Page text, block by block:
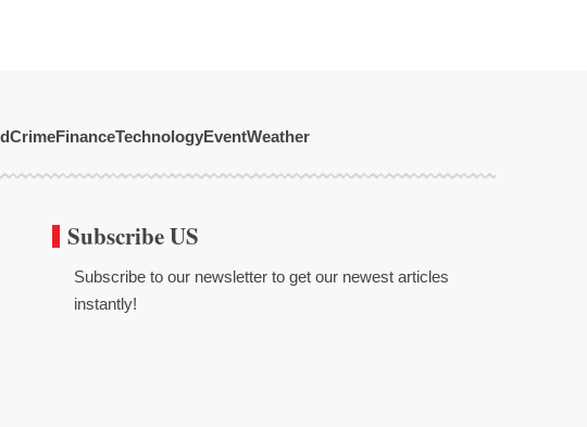
CrimeFinanceTechnologyEventWeather
Subscribe US
Subscribe to our newsletter to get our newest articles
instantly!